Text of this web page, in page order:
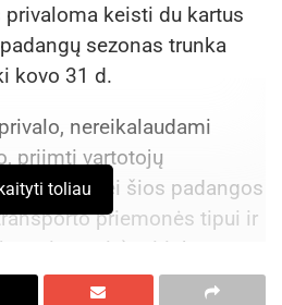
keisti du kartus
sezonas trunka
kovo 31 d.
nereikalaudami
priimti vartotojų
jei šios padangos
priemonės tipui ir
vienetais) atitinka
skaičių.
toliau